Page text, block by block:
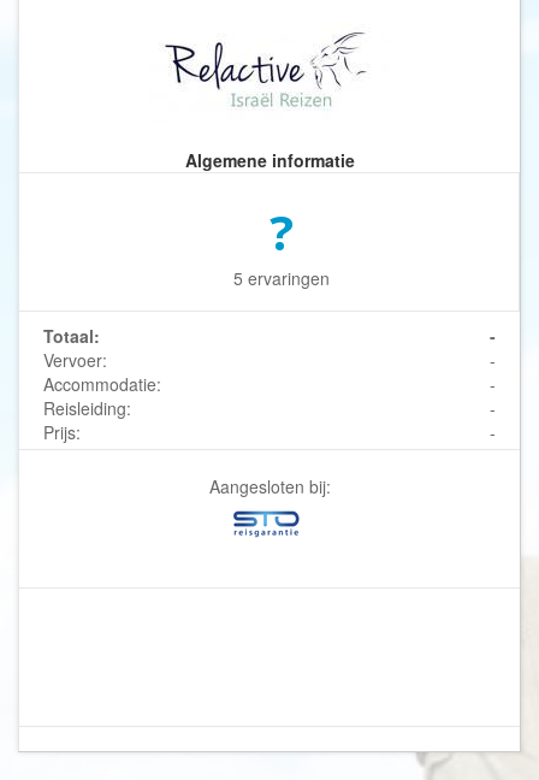
Algemene informatie
?
5 ervaringen
Totaal:
-
Vervoer:
-
Accommodatie:
-
Reisleiding:
-
Prijs:
-
Aangesloten bij: